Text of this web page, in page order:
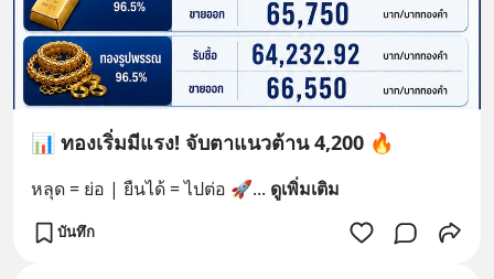
📊 ทองเริ่มมีแรง! จับตาแนวต้าน 4,200 🔥
หลุด = ย่อ | ยืนได้ = ไปต่อ 🚀... ดูเพิ่มเติม
บันทึก